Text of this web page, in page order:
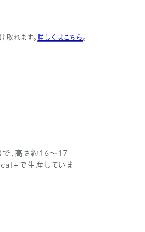
取れます。 詳しくはこちら。
で、高さ約16～17
で生産していま